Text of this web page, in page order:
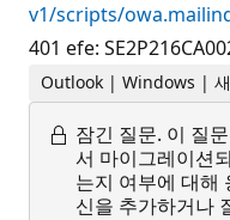
v1/scripts/
401 efe:
Outlook | Windows |
잠긴 질문. 이 질
서 마이그레이션
는지 여부에 대해
신을 추가하거나